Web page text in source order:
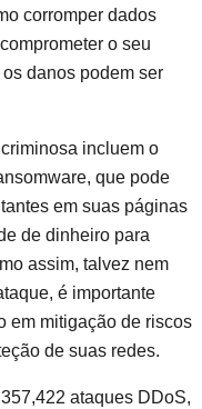
corromper dados
o seu
danos podem ser
incluem o
que pode
em suas páginas
de dinheiro para
assim, talvez nem
é importante
em mitigação de riscos
de suas redes.
ataques DDoS,